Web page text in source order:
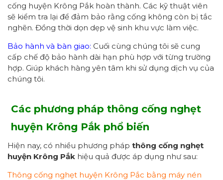
cống huyện Krông Pắk hoàn thành. Các kỹ thuật viên
sẽ kiểm tra lại để đảm bảo rằng cống không còn bị tắc
nghẽn. Đồng thời dọn dẹp vệ sinh khu vực làm việc.
Bảo hành và bàn giao: Cuối cùng chúng tôi sẽ cung
cấp chế độ bảo hành dài hạn phù hợp với từng trường
hợp. Giúp khách hàng yên tâm khi sử dụng dịch vụ của
chúng tôi.
Các phương pháp thông cống nghẹt
huyện Krông Pắk phổ biến
Hiện nay, có nhiều phương pháp thông cống nghẹt
huyện Krông Pắk hiệu quả được áp dụng như sau:
Thông cống nghẹt huyện Krông Pắc bằng máy nén